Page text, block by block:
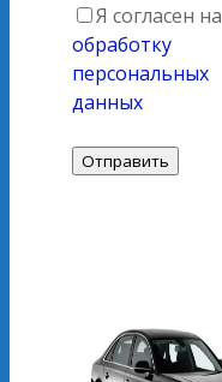
Я согласен на
обработку
персональных
данных